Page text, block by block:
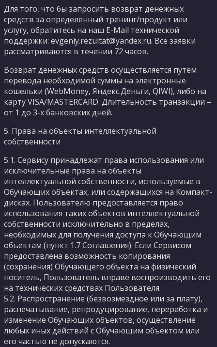
Для того, что бы запросить возврат денежных
средств за определенный тренинг/продукт или
услугу, обратитесь на наш E-Mail технической
поддержки: evgeniy.rezultat@yandex.ru. Все заявки
рассматриваются в течении 72 часов.
Возврат денежных средств осуществляется путём
перевода необходимой суммы на электронные
кошельки (WebMoney, Яндекс.Деньги, QIWI), либо на
карту VISA/MASTERCARD. Длительность транзакции –
от 1 до 3-х банковских дней.
5. Права на объекты интеллектуальной
собственности
5.1. Сервису принадлежат права использования или
исключительные права на объекты
интеллектуальной собственности, используемые в
Обучающих объектах, или содержащихся на Компакт-
дисках. Пользователю предоставляется право
использования таких объектов интеллектуальной
собственности исключительно в пределах,
необходимых для получения доступа к Обучающим
объектам (пункт 1.7 Соглашения). Если Сервисом
предоставлена возможность копирования
(сохранения) Обучающего объекта на физический
носитель, Пользователь вправе воспроизводить его
на технических средствах Пользователя.
5.2. Распространение (безвозмездное или за плату),
распечатывание, репродуцирование, переработка и
изменение Обучающих объектов, осуществление
любых иных действий с Обучающим объектом или
его частью не допускаются.